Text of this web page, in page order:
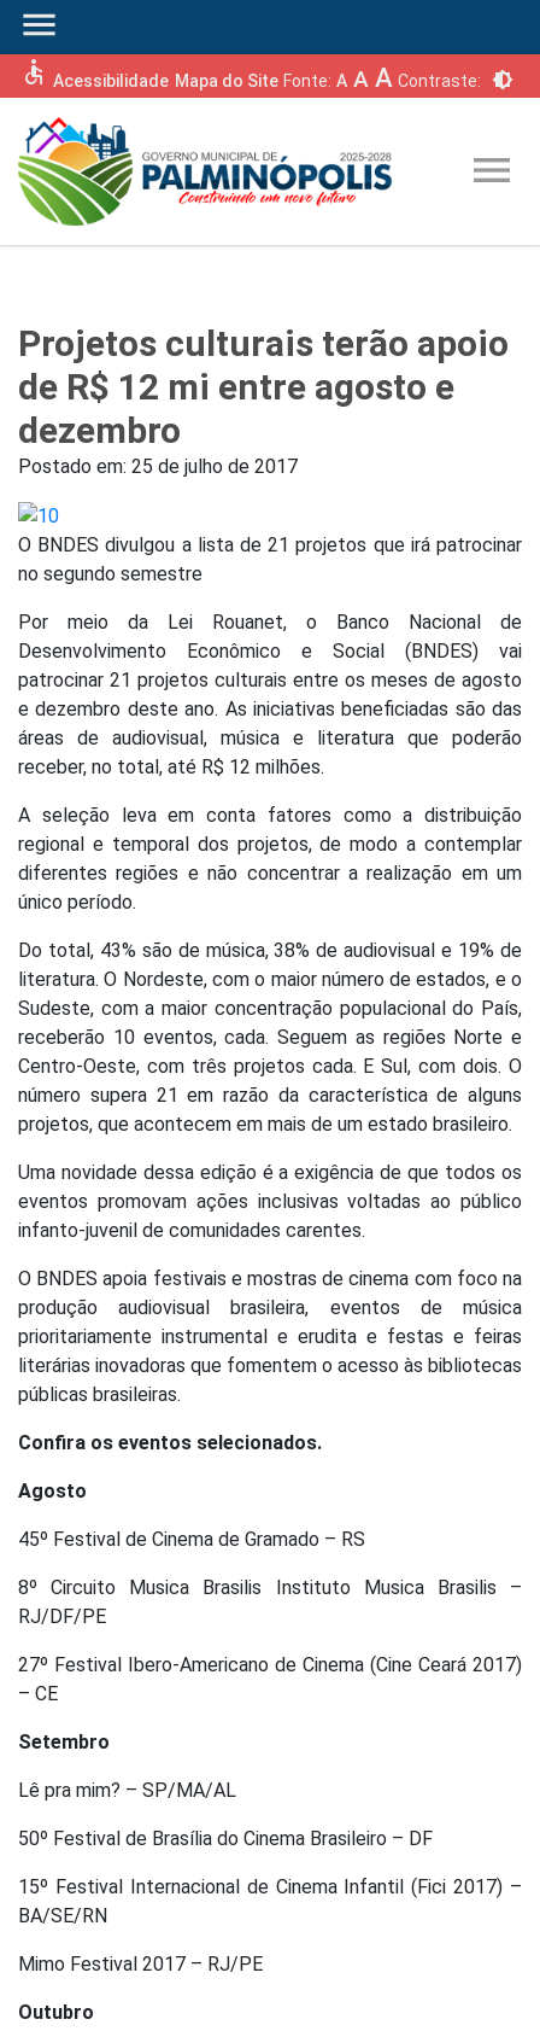
menu
accessible Acessibilidade Mapa do Site Fonte: A A A Contraste: brightness_6
menu
Projetos culturais terão apoio
de R$ 12 mi entre agosto e
dezembro
Postado em: 25 de julho de 2017
O BNDES divulgou a lista de 21 projetos que irá patrocinar
no segundo semestre
Por meio da Lei Rouanet, o Banco Nacional de
Desenvolvimento Econômico e Social (BNDES) vai
patrocinar 21 projetos culturais entre os meses de agosto
e dezembro deste ano. As iniciativas beneficiadas são das
áreas de audiovisual, música e literatura que poderão
receber, no total, até R$ 12 milhões.
A seleção leva em conta fatores como a distribuição
regional e temporal dos projetos, de modo a contemplar
diferentes regiões e não concentrar a realização em um
único período.
Do total, 43% são de música, 38% de audiovisual e 19% de
literatura. O Nordeste, com o maior número de estados, e o
Sudeste, com a maior concentração populacional do País,
receberão 10 eventos, cada. Seguem as regiões Norte e
Centro-Oeste, com três projetos cada. E Sul, com dois. O
número supera 21 em razão da característica de alguns
projetos, que acontecem em mais de um estado brasileiro.
Uma novidade dessa edição é a exigência de que todos os
eventos promovam ações inclusivas voltadas ao público
infanto-juvenil de comunidades carentes.
O BNDES apoia festivais e mostras de cinema com foco na
produção audiovisual brasileira, eventos de música
prioritariamente instrumental e erudita e festas e feiras
literárias inovadoras que fomentem o acesso às bibliotecas
públicas brasileiras.
Confira os eventos selecionados.
Agosto
45º Festival de Cinema de Gramado – RS
8º Circuito Musica Brasilis Instituto Musica Brasilis –
RJ/DF/PE
27º Festival Ibero-Americano de Cinema (Cine Ceará 2017)
– CE
Setembro
Lê pra mim? – SP/MA/AL
50º Festival de Brasília do Cinema Brasileiro – DF
15º Festival Internacional de Cinema Infantil (Fici 2017) –
BA/SE/RN
Mimo Festival 2017 – RJ/PE
Outubro